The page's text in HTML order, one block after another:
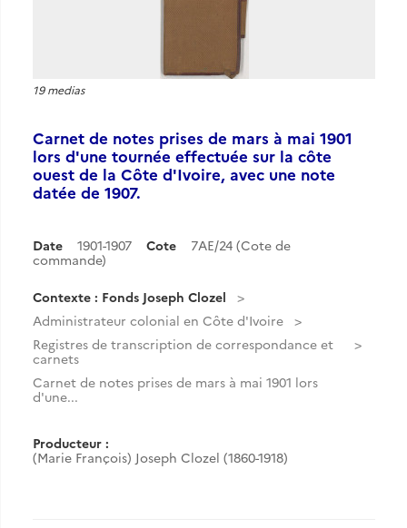
19 medias
Carnet de notes prises de mars à mai 1901
lors d'une tournée effectuée sur la côte
ouest de la Côte d'Ivoire, avec une note
datée de 1907.
Date 1901-1907 Cote
7AE/24 (Cote de
commande)
Contexte : Fonds Joseph Clozel
Administrateur colonial en Côte d'Ivoire
Registres de transcription de correspondance et
carnets
Carnet de notes prises de mars à mai 1901 lors
d'une...
Producteur :
(Marie François) Joseph Clozel (1860-1918)